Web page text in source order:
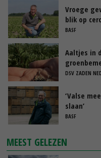
Vroege
blik op
BASF
Aaltjes in
DSV ZADEN
‘Valse
slaan’
BASF
MEEST GELEZEN